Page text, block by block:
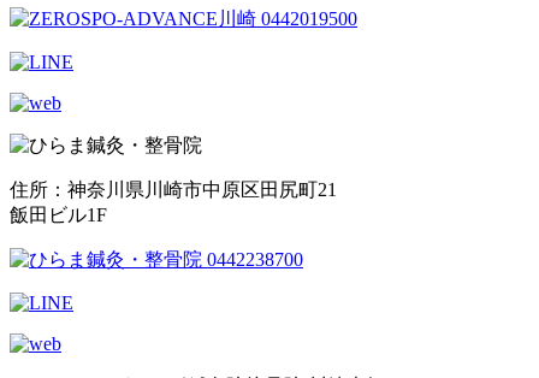
住所：神奈川県川崎市中原区田尻町21
飯田ビル1F